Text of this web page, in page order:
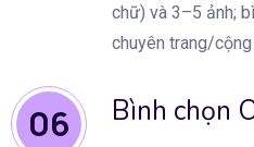
chữ) và 3–5 ảnh;
chuyên trang/cộng
06 Bình chọn